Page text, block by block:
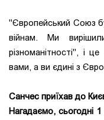
"Європейський Союз
війнам. Ми
різноманітності", і
вами, а ви єдині з
Санчес приїхав до
Нагадаємо, сьогодні 1